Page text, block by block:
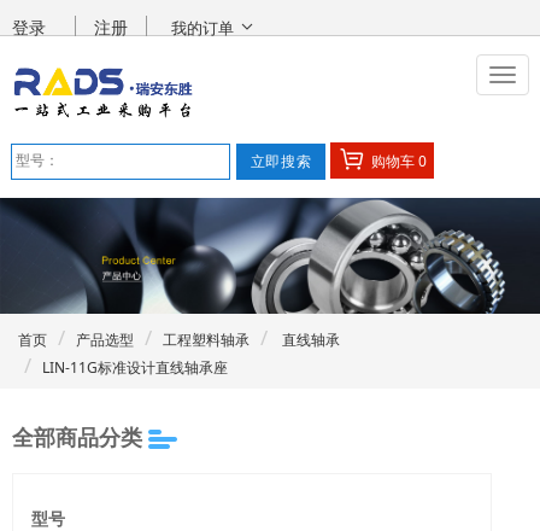
登录 注册 我的订单
购物车0
首页 产品选型 工程塑料轴承
直线轴承
LIN-11G标准设计直线轴承座
全部商品分类
型号